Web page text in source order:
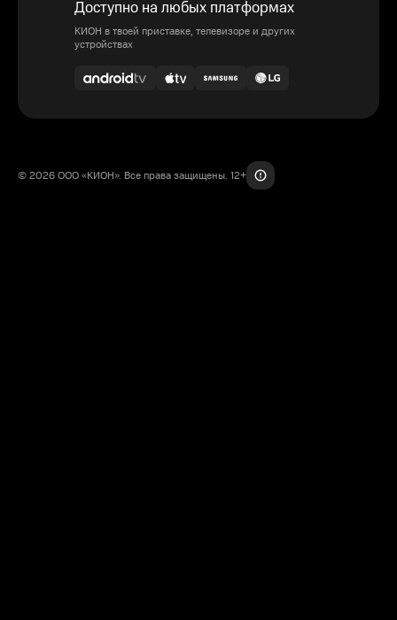
Доступно на любых платформах
КИОН в твоей приставке, телевизоре и других
устройствах
© 2026 ООО «КИОН». Все права защищены. 12+